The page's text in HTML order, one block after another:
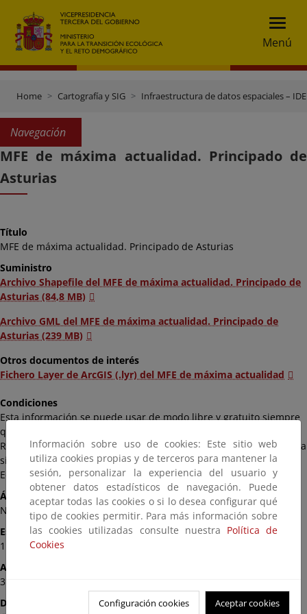
Menú
Home Cartografía y SIG Infraestructura de datos espaciales – IDE
Navegación
MFE de máxima actualidad. Principado de
Asturias
Título
MFE de máxima actualidad. Principado de Asturias
Suministro
Archivo Shapefile del MFE de máxima actualidad. Principado de
Asturias (84,8 MB)
Archivo GML del MFE de máxima actualidad. Principado de
Asturias (239 MB)
Otros documentos de interés
Fichero Layer de ArcGIS (.lyr) del MFE de máxima actualidad
Condiciones
Esta información se puede usar de modo libre y gratuito siempre
que se mencione al Ministerio para la Transición Ecológica y el
Reto Demográfico como autor y propietario de la información de la
siguiente manera: Fuente: «© Ministerio para la Transición
Ecológica y el Reto Demográfico».
Ámbito
Nacional
Escala
1:25.000
Actualización
31/12/2012
Disponibilidad
Información sobre uso de cookies: Este sitio web
utiliza cookies propias y de terceros para mantener la
sesión, personalizar la experiencia del usuario y
obtener datos estadísticos de navegación. Puede
aceptar todas las cookies o si lo desea configurar qué
tipo de cookies permitir. Para más información sobre
las cookies utilizadas consulte nuestra Política de
Cookies
Configuración cookies Aceptar cookies